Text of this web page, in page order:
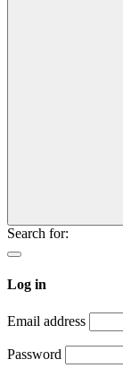
Search for:
Log in
Email address
Password